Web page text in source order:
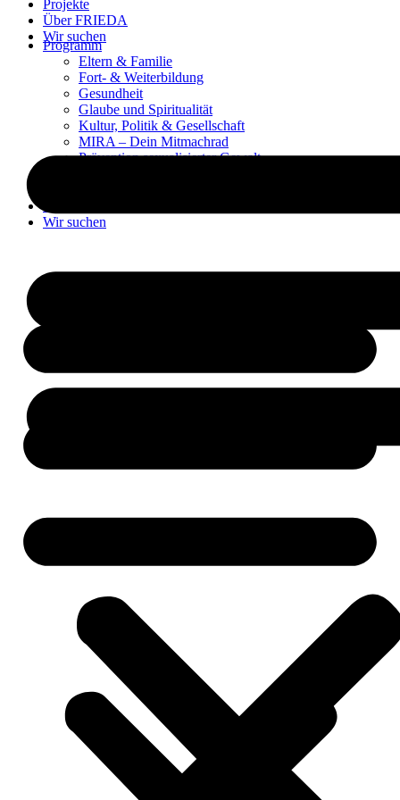
Projekte
Über FRIEDA
Wir suchen
Programm
Eltern & Familie
Fort- & Weiterbildung
Gesundheit
Glaube und Spiritualität
Kultur, Politik & Gesellschaft
MIRA – Dein Mitmachrad
Prävention sexualisierter Gewalt
Wir suchen